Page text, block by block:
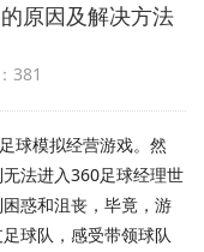
原因及解决方法
381
球模拟经营游戏。然
法进入360足球经理世
惑和沮丧，毕竟，游
球队，感受带领球队